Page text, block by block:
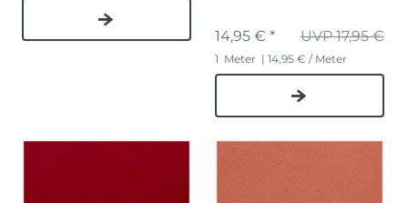
UVP 17,95 €
14,95 € *
1 Meter | 14,95 € / Meter